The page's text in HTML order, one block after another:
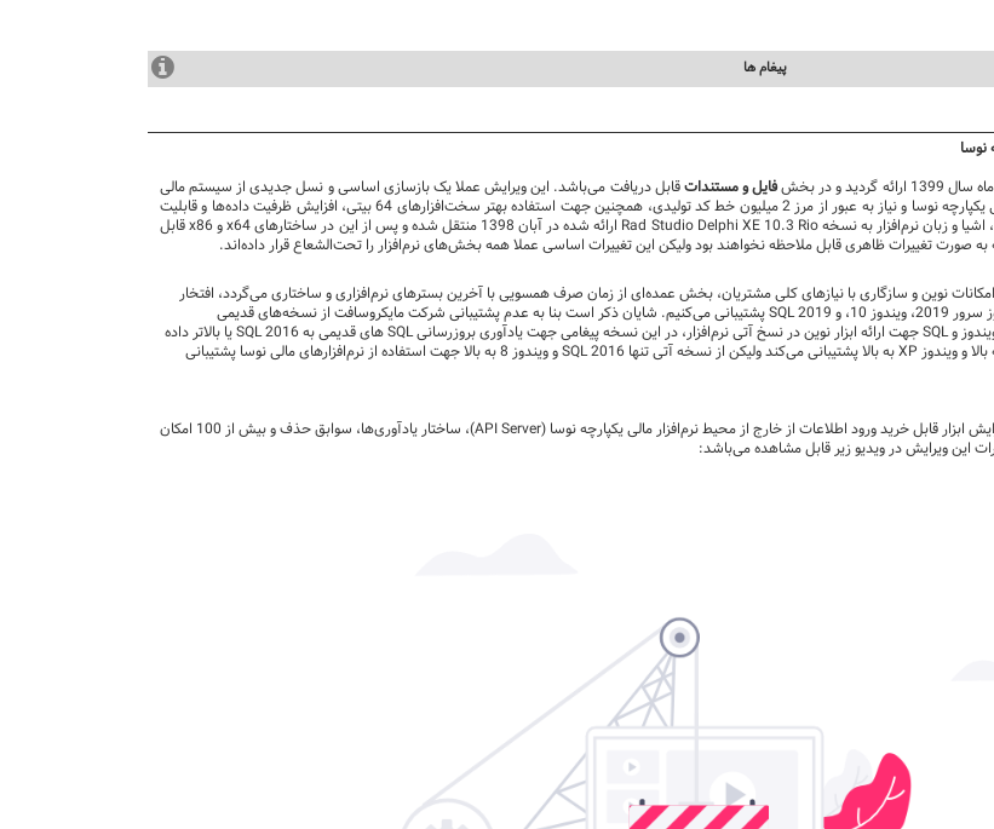
پيغام ها
فایل و مستنداتقابل دریافت می‌باشد. این ویرایش عملا یک بازسازی اساسی و نسل جدیدی از سیستم مالی
محسوب می‌گردد. بنا به گستردگی زیرساخت نرم‌افزار مالی یکپارچه نوسا و نیاز به عبور از مرز 2 میلیون خط کد تولیدی، همچنین جهت استفاده بهتر سخت‌افزارهای 64 بیتی، افزایش ظرفیت داده‌ها و قابلیت
ارائه دریایی از قابلیت‌های جدید، کلیه ساختار، کتابخانه‌ها، اشیا و زبان نرم‌افزار به نسخه Rad Studio Delphi XE 10.3 Rio ارائه شده در آبان 1398 منتقل شده و پس از این در ساختار‌های x64 و x86 قابل
صورت تغییرات ظاهری قابل ملاحظه نخواهند بود ولیکن این تغییرات اساسی عملا همه‌ بخش‌های نرم‌افزار را تحت‌الشعاع قرار داده‌اند.
نوین و سازگاری با نیاز‌های کلی مشتریان، بخش عمده‌ای از زمان صرف همسویی با آخرین بستر‌های نرم‌افزاری و ساختاری می‌گردد، افتخار
SQL 2019پشتیبانی می‌کنیم. شایان ذکر است بنا به عدم پشتیبانی شرکت مایکروسافت از نسخه‌های قدیمی
وSQLجهت ارائه ابزار نوین در نسخ آتی نرم‌افزار، در این نسخه پیغامی جهت یادآوری بروزرسانیSQL
های قدیمی به SQL 2016 یا بالاتر داده
XPبه بالا پشتیبانی می‌کند ولیکن از نسخه آتی تنها SQL 2016
و ویندوز 8 به بالا جهت استفاده از نرم‌‍‌‌افزارهای مالی نوسا پشتیبانی
API Server
)، ساختار یادآوری‌ها، سوابق حذف و بیش از 100 امکان
این ویرایش در ویدیو زیر قابل مشاهده می‌باشد: